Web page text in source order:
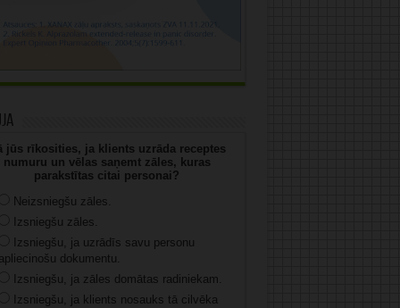
jūs rīkosities, ja klients uzrāda receptes
numuru un vēlas saņemt zāles, kuras
parakstītas citai personai?
Neizsniegšu zāles.
Izsniegšu zāles.
Izsniegšu, ja uzrādīs savu personu
dokumentu.
Izsniegšu, ja zāles domātas radiniekam.
Izsniegšu, ja klients nosauks tā cilvēka